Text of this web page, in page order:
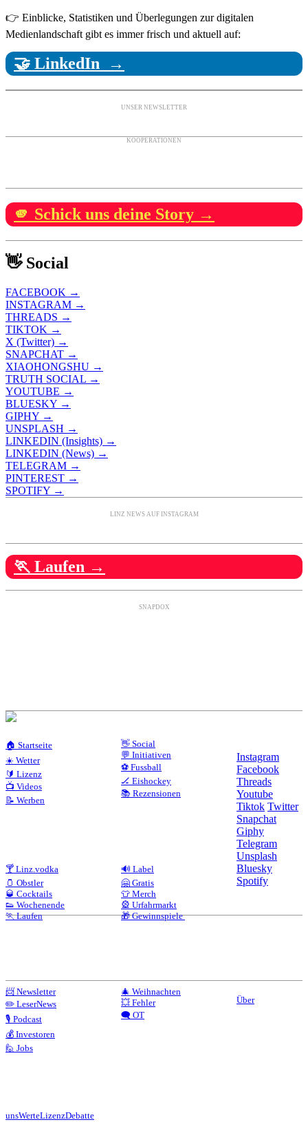
👉 Einblicke, Statistiken und Überlegungen zur digitalen
Medienlandschaft gibt es immer frisch und aktuell auf:
🤝 LinkedIn →
UNSER NEWSLETTER
KOOPERATIONEN
🫵 Schick uns deine Story →
👋 Social
FACEBOOK →
INSTAGRAM →
THREADS →
TIKTOK →
X (Twitter) →
SNAPCHAT →
XIAOHONGSHU →
TRUTH SOCIAL →
YOUTUBE →
BLUESKY →
GIPHY →
UNSPLASH →
LINKEDIN (Insights) →
LINKEDIN (News) →
TELEGRAM →
PINTEREST →
SPOTIFY →
LINZ NEWS AUF INSTAGRAM
🏃 Laufen →
SNAPDOX
🏠 Startseite
☀️ Wetter
🔰 Lizenz
📺 Videos
📝 Werben
👋 Social
💬 Initiativen
⚽ Fussball
🏒 Eishockey
📚 Rezensionen
🍸 Linz.vodka
🫙 Obstler
🥃 Cocktails
👟 Wochenende
🏃 Laufen
🔊 Label
🤗 Gratis
👕 Merch
🎡 Urfahrmarkt
🎁 Gewinnspiele
📨 Newsletter
✏️ LeserNews
🎙️ Podcast
💰 Investoren
🙋 Jobs
🎄 Weihnachten
💥 Fehler
🗨️ OT
Instagram
Facebook
Threads
Youtube
Tiktok Twitter
Snapchat
Giphy
Telegram
Unsplash
Bluesky
Spotify
Über
unsWerteLizenzDebatte